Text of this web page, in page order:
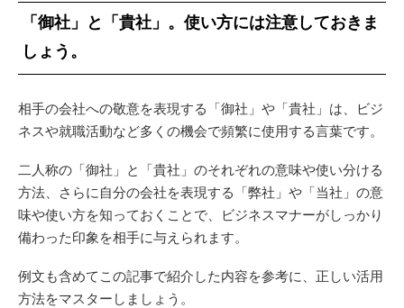
「御社」と「貴社」。使い方には注意しておきま
しょう。
相手の会社への敬意を表現する「御社」や「貴社」は、ビジ
ネスや就職活動など多くの機会で頻繁に使用する言葉です。
二人称の「御社」と「貴社」のそれぞれの意味や使い分ける
方法、さらに自分の会社を表現する「弊社」や「当社」の意
味や使い方を知っておくことで、ビジネスマナーがしっかり
備わった印象を相手に与えられます。
例文も含めてこの記事で紹介した内容を参考に、正しい活用
方法をマスターしましょう。